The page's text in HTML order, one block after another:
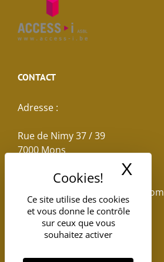
Ce site utilise des cookies
et vous donne le contrôle
sur ceux que vous
souhaitez activer
X
CONTACT
Adresse :
Rue de Nimy 37 / 39
7000 Mons
reservations.losseau@gmail.com
Tel: +32(0)65.398.880